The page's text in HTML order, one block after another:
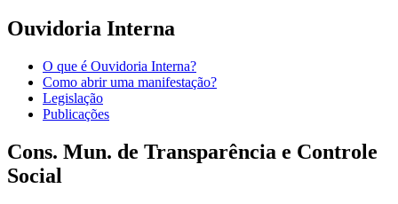
Ouvidoria Interna
O que é Ouvidoria Interna?
Como abrir uma manifestação?
Legislação
Publicações
Cons. Mun. de Transparência e Controle
Social